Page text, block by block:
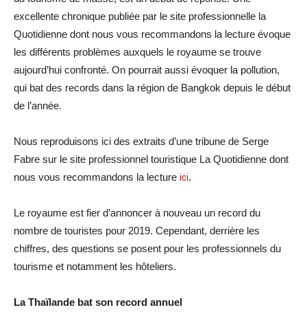
excellente chronique publiée par le site professionnelle la
Quotidienne dont nous vous recommandons la lecture évoque
les différents problèmes auxquels le royaume se trouve
aujourd’hui confronté. On pourrait aussi évoquer la pollution,
qui bat des records dans la région de Bangkok depuis le début
de l’année.
Nous reproduisons ici des extraits d’une tribune de Serge
Fabre sur le site professionnel touristique La Quotidienne dont
nous vous recommandons la lecture ici.
Le royaume est fier d’annoncer à nouveau un record du
nombre de touristes pour 2019. Cependant, derrière les
chiffres, des questions se posent pour les professionnels du
tourisme et notamment les hôteliers.
La Thaïlande bat son record annuel